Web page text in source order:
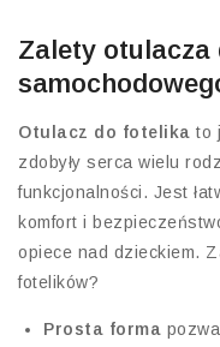
Zalety otulacza
Otulacz do fotelika to
zdobyły serca wielu
funkcjonalności. Jest
komfort i
opiece nad dzieckiem.
fotelików?
Prosta forma